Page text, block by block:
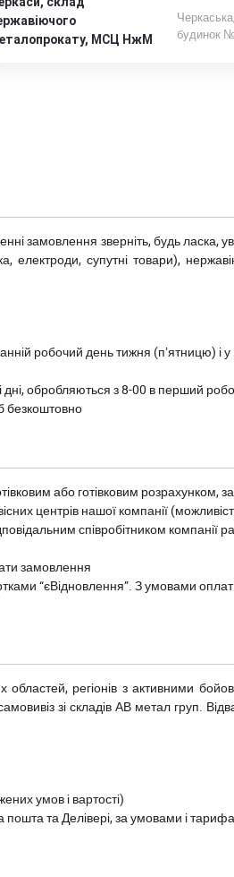
МСЦ НжМ
будинок
замовлення зверніть, будь ласка,
електроди, супутні товари),
робочий день тижня (пʼятницю)
дні, обробляються з 8-00 в перший
безкоштовно
або готівковим розрахунком,
центрів нашої компанії
співробітником
замовлення
“єВідновлення”. З умовами
областей, регіонів з активними
зі складів АВ метал груп.
умов і вартості)
та Делівері, за умовами і